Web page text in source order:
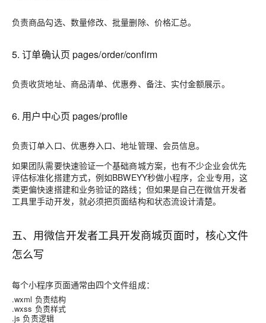
负责商品勾选、数量修改、批量删除、价格汇总。
5. 订单确认页 pages/order/confirm
负责收货地址、商品清单、优惠券、备注、实付金额展示。
6. 用户中心页 pages/profile
负责订单入口、优惠券入口、地址管理、会员信息。
如果团队需要快速验证一个基础商城方案，也有不少企业会优先
评估标准化搭建方式，例如BBWEYY秒做小程序，企业专用，这
类更偏快速搭建和业务验证的路线；但如果是自己在微信开发者
工具里手动开发，就必须把页面结构和状态流设计清楚。
五、用微信开发者工具开发商城页面时，核心文件
怎么写
每个小程序页面通常由四个文件组成：
.wxml 负责结构
.wxss 负责样式
.js 负责逻辑